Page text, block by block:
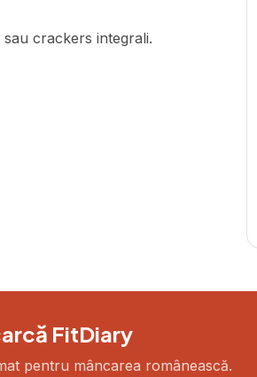
crackers integrali.
FitDiary
pentru mâncarea românească.